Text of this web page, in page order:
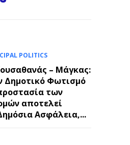
POLITICS
– Μάγκας:
Δημοτικό Φωτισμό
των
αποτελεί
Ασφάλεια,...